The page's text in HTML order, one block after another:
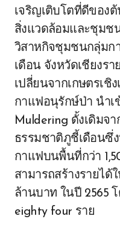
เจริญเติบโตที่ดีของ
สิ่งแวดล้อมและชุมช
วิสาหกิจชุมชนกลุ่มก
เดือน จังหวัดเชียงร
เปลี่ยนจากเกษตรเชิ
กาแฟอนุรักษ์ป่า นำเ
Muldering ดั้งเดิมจ
ธรรมชาติภูชี้เดือนซึ่
กาแฟบนพื้นที่กว่า
สามารถสร้างรายไ
ล้านบาท ในปี 2565
eighty four ราย